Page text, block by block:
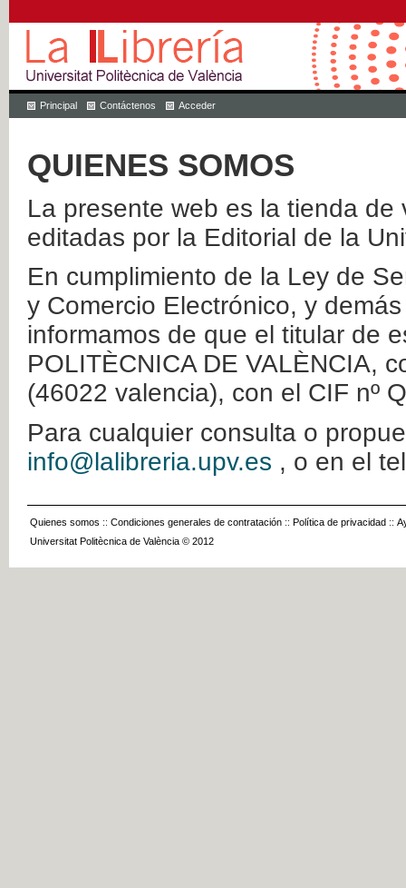
Principal Contáctenos Acceder
QUIENES SOMOS
La presente web es la tienda
editadas por la Editorial de la
En cumplimiento de la Ley de
y Comercio Electrónico, y
informamos de que el titular de
POLITÈCNICA DE VALÈNCIA,
(46022 valencia), con el CIF nº
Para cualquier consulta o
info@lalibreria.upv.es , o en el
Quienes somos :: Condiciones generales de contratación :: Política de privacidad ::
Universitat Politècnica de València © 2012